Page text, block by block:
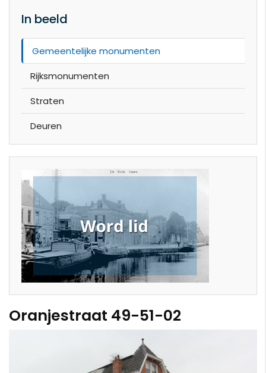
In beeld
Gemeentelijke monumenten
Rijksmonumenten
Straten
Deuren
Oranjestraat 49-51-02